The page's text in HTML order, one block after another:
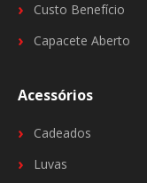
Custo Benefício
Capacete Aberto
Acessórios
Cadeados
Luvas